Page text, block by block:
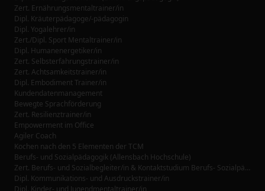
Zert. Ernährungsmentaltrainer/in
Dipl. Kräuterpädagoge/-pädagogin
Dipl. Yogalehrer/in
Zert./Dipl. Sport Mentaltrainer/in
Dipl. Humanenergetiker/in
Zert. Selbsterfahrungstrainer/in
Zert. Achtsamkeitstrainer/in
Dipl. Embodiment Trainer/in
Kundendatenmanagement
Bewegte Sprachförderung
Zert. Resilienztrainer/in
Empowerment im Office
Agiler Coach
Kochen nach den 5 Elementen der TCM
Berufs- und Sozialpädagogik (Allensbach Hochschule)
Zert. Berufs- und Sozialbegleiter/in & Kontaktstudium Berufs- Sozialpädagogik (Allensbach Hochschule)
Dipl. Kommunikations- und Ausdruckstrainer/in
Dipl. Kinder- und Jugendmentaltrainer/in